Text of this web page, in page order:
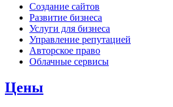
Создание сайтов
Развитие бизнеса
Услуги для бизнеса
Управление репутацией
Авторское право
Облачные сервисы
Цены